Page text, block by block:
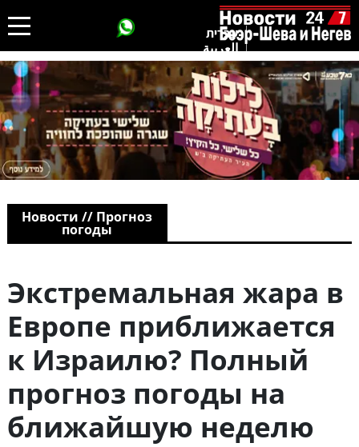
עברית
العربية
Новости // Прогноз
погоды
Экстремальная жара в
Европе приближается
к Израилю? Полный
прогноз погоды на
ближайшую неделю